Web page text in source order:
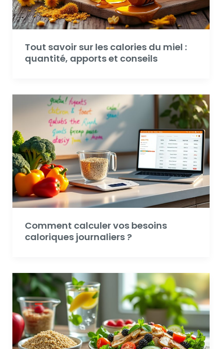
Tout savoir sur les calories du miel :
quantité, apports et conseils
Comment calculer vos besoins
caloriques journaliers ?